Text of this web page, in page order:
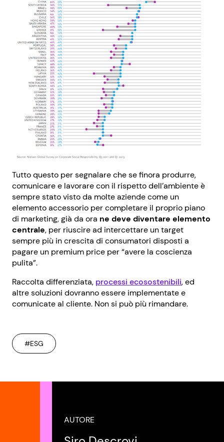
Tutto questo per segnalare che se finora produrre,
comunicare e lavorare con il rispetto dell’ambiente è
sempre stato visto da molte aziende come un
elemento accessorio per completare il proprio piano
di marketing, già da ora ne deve diventare elemento
centrale, per riuscire ad intercettare un target
sempre più in crescita di consumatori disposti a
pagare un premium price per “avere la coscienza
pulita”.
Raccolta differenziata, processi ecosostenibili, ed
altre soluzioni dovranno essere implementate e
comunicate al cliente. Non si può più rimandare.
#ESG
AUTORE